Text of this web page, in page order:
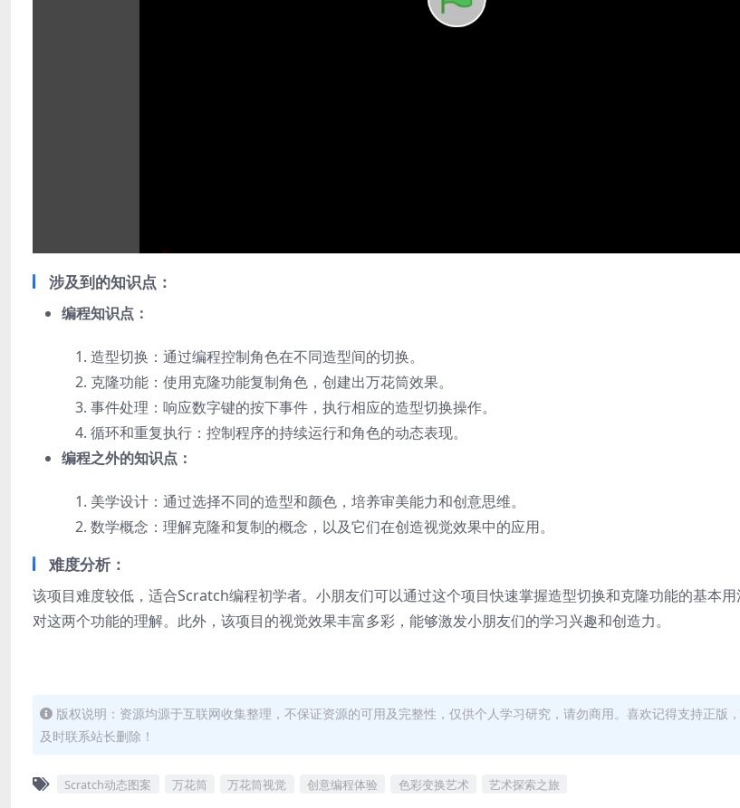
涉及到的知识点：
编程知识点：
造型切换：通过编程控制角色在不同造型间的切换。
克隆功能：使用克隆功能复制角色，创建出万花筒效果。
事件处理：响应数字键的按下事件，执行相应的造型切换操作。
循环和重复执行：控制程序的持续运行和角色的动态表现。
编程之外的知识点：
美学设计：通过选择不同的造型和颜色，培养审美能力和创意思维。
数学概念：理解克隆和复制的概念，以及它们在创造视觉效果中的应用。
难度分析：
该项目难度较低，适合Scratch编程初学者。小朋友们可以通过这个项目快速掌握造型切换和克隆功能的基本
对这两个功能的理解。此外，该项目的视觉效果丰富多彩，能够激发小朋友们的学习兴趣和创造力。
版权说明：资源均源于互联网收集整理，不保证资源的可用及完整性，仅供个人学习研究，请勿商用。喜欢记得支持正版
及时联系站长删除！
Scratch动态图案 万花筒 万花筒视觉 创意编程体验 色彩变换艺术 艺术探索之旅